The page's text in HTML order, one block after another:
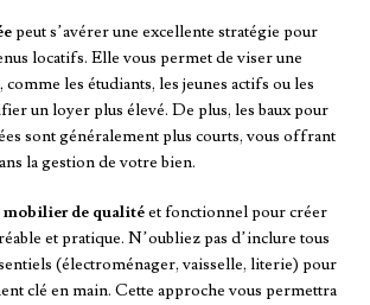
peut s’avérer une excellente stratégie pour
locatifs. Elle vous permet de viser une
les étudiants, les jeunes actifs ou les
un loyer plus élevé. De plus, les baux pour
sont généralement plus courts, vous offrant
la gestion de votre bien.
mobilier de qualitéet fonctionnel pour créer
et pratique. N’oubliez pas d’inclure tous
(électroménager, vaisselle, literie) pour
clé en main. Cette approche vous permettra